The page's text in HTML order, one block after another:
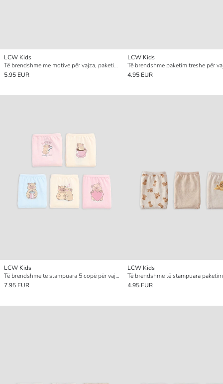
LCW Kids
Të brendshme me motive për vajza, paketim me 3 copë
5.95 EUR
LCW Kids
Të brendshme paketim treshe për
4.95 EUR
LCW Kids
Të brendshme të stampuara 5 copë për vajza
7.95 EUR
LCW Kids
4.95 EUR